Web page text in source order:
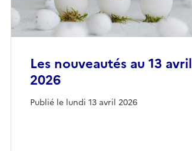
Les nouveautés au 13 avril
2026
Publié le lundi 13 avril 2026